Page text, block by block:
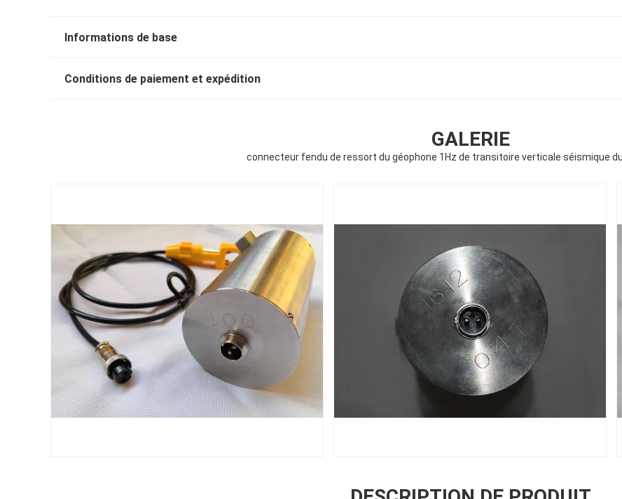
Informations de base
Conditions de paiement et expédition
GALERIE
connecteur fendu de ressort du géophone 1Hz de transitoire verticale séismique